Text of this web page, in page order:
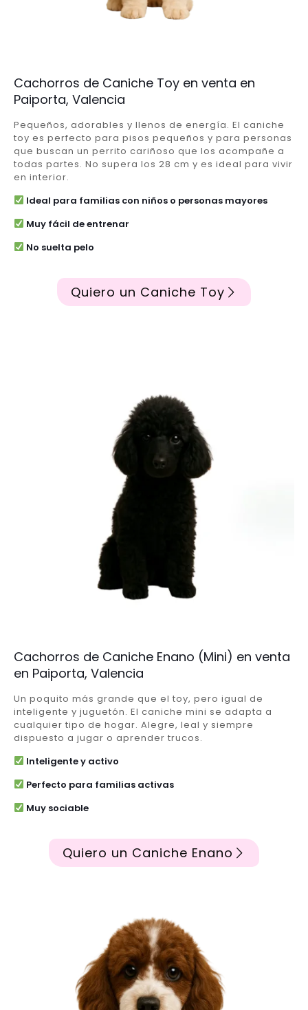
Cachorros de Caniche Toy en venta en
Paiporta, Valencia
Pequeños, adorables y llenos de energía. El caniche
toy es perfecto para pisos pequeños y para personas
que buscan un perrito cariñoso que los acompañe a
todas partes. No supera los 28 cm y es ideal para vivir
en interior.
Ideal para familias con niños o personas mayores
Muy fácil de entrenar
No suelta pelo
Quiero un Caniche Toy
Cachorros de Caniche Enano (Mini) en venta
en Paiporta, Valencia
Un poquito más grande que el toy, pero igual de
inteligente y juguetón. El caniche mini se adapta a
cualquier tipo de hogar. Alegre, leal y siempre
dispuesto a jugar o aprender trucos.
Inteligente y activo
Perfecto para familias activas
Muy sociable
Quiero un Caniche Enano